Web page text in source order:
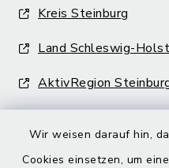
Wir weisen darauf hin,
Cookies einsetzen, um
Kreis Steinburg
Land Schleswig-
AktivRegion